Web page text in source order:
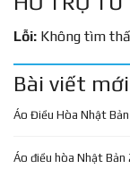
Lỗi: Không tìm
Bài viết
Áo Điều Hòa Nhật
Áo điều hòa Nhật